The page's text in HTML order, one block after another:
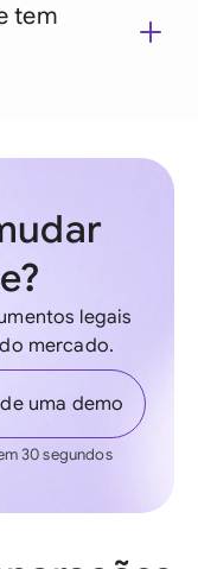
tem
legais
mercado.
uma demo
30 segundos